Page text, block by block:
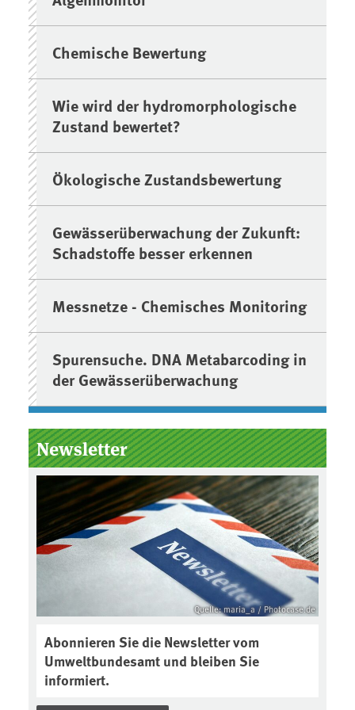
Chemische Bewertung
Wie wird der hydromorphologische
Zustand bewertet?
Ökologische Zustandsbewertung
Gewässerüberwachung der Zukunft:
Schadstoffe besser erkennen
Messnetze - Chemisches Monitoring
Spurensuche. DNA Metabarcoding in
der Gewässerüberwachung
Newsletter
Quelle: maria_a / Photocase.de
Abonnieren Sie die Newsletter vom
Umweltbundesamt und bleiben Sie
informiert.